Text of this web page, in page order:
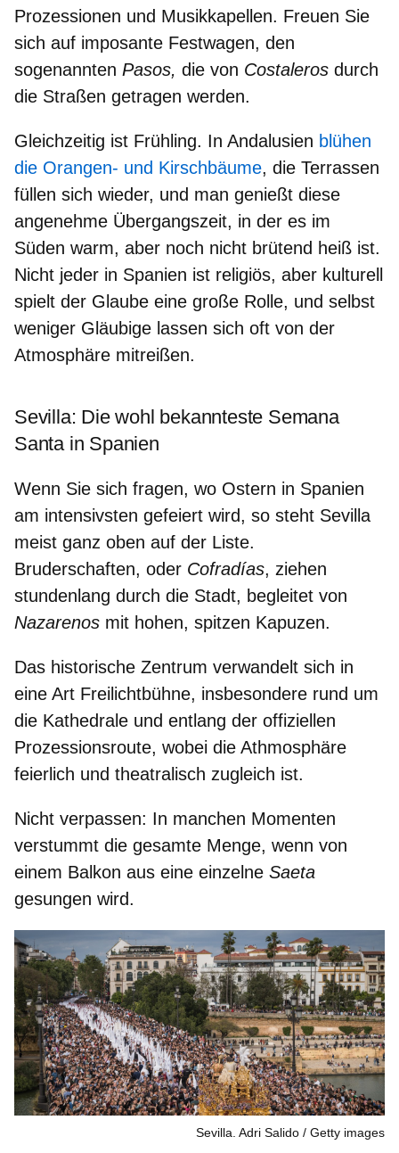
Prozessionen und Musikkapellen. Freuen Sie
sich auf imposante Festwagen, den
sogenannten Pasos, die von Costaleros durch
die Straßen getragen werden.
Gleichzeitig ist Frühling. In Andalusien blühen
die Orangen- und Kirschbäume, die Terrassen
füllen sich wieder, und man genießt diese
angenehme Übergangszeit, in der es im
Süden warm, aber noch nicht brütend heiß ist.
Nicht jeder in Spanien ist religiös, aber kulturell
spielt der Glaube eine große Rolle, und selbst
weniger Gläubige lassen sich oft von der
Atmosphäre mitreißen.
Sevilla: Die wohl bekannteste Semana
Santa in Spanien
Wenn Sie sich fragen, wo Ostern in Spanien
am intensivsten gefeiert wird, so steht Sevilla
meist ganz oben auf der Liste.
Bruderschaften, oder Cofradías, ziehen
stundenlang durch die Stadt, begleitet von
Nazarenos mit hohen, spitzen Kapuzen.
Das historische Zentrum verwandelt sich in
eine Art Freilichtbühne, insbesondere rund um
die Kathedrale und entlang der offiziellen
Prozessionsroute, wobei die Athmosphäre
feierlich und theatralisch zugleich ist.
Nicht verpassen: In manchen Momenten
verstummt die gesamte Menge, wenn von
einem Balkon aus eine einzelne Saeta
gesungen wird.
Sevilla. Adri Salido Getty images